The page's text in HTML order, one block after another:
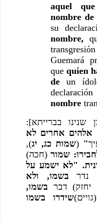
aquel
nombre de
su
nombre,
transgresión
Guemará
que quien
de un
nombre
"
(שמות כג, יג
שמור (חכה)
לי בצד עבודה זרה פלונית. "לא ישמע על
נדר
דבר